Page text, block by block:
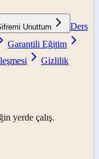
Unuttum
Ders
Garantili Eğitim
Gizlilik
yerde çalış.